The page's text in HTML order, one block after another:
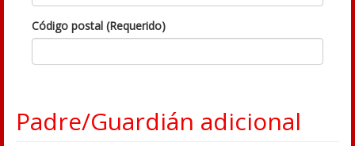
Código postal (Requerido)
Padre/Guardián adicional